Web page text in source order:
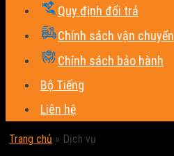
Quy định đổi trả
Chính sách vận chuyển
Chính sách bảo hành
Bộ Tiếng
Liên hệ
Trang chủ » Dịch vụ